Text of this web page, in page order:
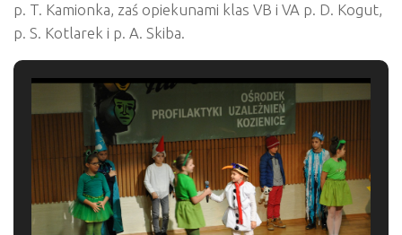
p. T. Kamionka, zaś opiekunami klas VB i VA p. D. Kogut,
p. S. Kotlarek i p. A. Skiba.